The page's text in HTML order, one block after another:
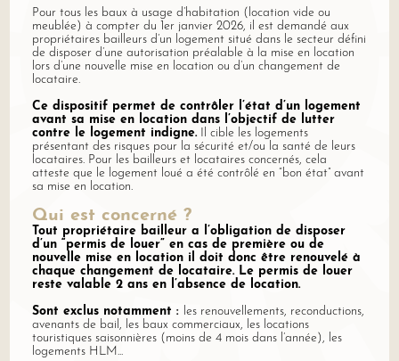
Pour tous les baux à usage d’habitation (location vide ou
meublée)à compter du 1er janvier 2026, il est demandé aux
propriétaires bailleurs d’un logement situé dans le secteur défini
de disposer d’uneautorisation préalable à la mise en location
lors d’une nouvelle mise en location ou d’un changement de
locataire.
Ce dispositif permet de contrôler l’état d’un logement
avant sa mise en location dans l’objectif de lutter
contre le logement indigne. Il cible les logements
présentant des risques pour la sécurité et/ou la santé de leurs
locataires. Pour les bailleurs et locataires concernés, cela
atteste que le logement loué a été contrôlé en “bon état” avant
sa mise en location.
Qui est concerné ?
Tout propriétaire bailleur a
l’obligation de disposer
d’un “permis de louer” en cas de première ou de
nouvelle mise en location il doit donc être renouvelé à
chaque changement de locataire. Le permis de louer
reste valable 2 ans en l’absence de location.
Sont exclus notamment: les renouvellements, reconductions,
avenants de bail, les baux commerciaux, les locations
touristiques saisonnières (moins de 4 mois dans l’année), les
logements HLM...